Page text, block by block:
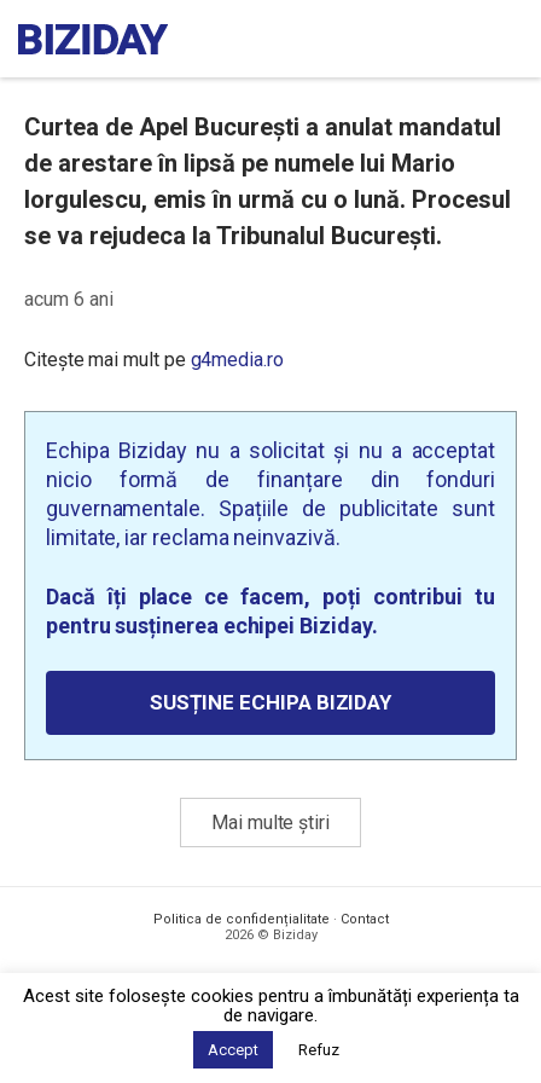
Curtea de Apel București a anulat mandatul
de arestare în lipsă pe numele lui Mario
Iorgulescu, emis în urmă cu o lună. Procesul
se va rejudeca la Tribunalul București.
acum 6 ani
Citește mai mult pe g4media.ro
Echipa Biziday nu a solicitat și nu a acceptat
nicio formă de finanțare din fonduri
guvernamentale. Spațiile de publicitate sunt
limitate, iar reclama neinvazivă.
Dacă îți place ce facem, poți contribui tu
pentru susținerea echipei Biziday.
SUSȚINE ECHIPA BIZIDAY
Mai multe știri
Politica de confidențialitate · Contact
2026 © Biziday
Acest site foloseşte cookies pentru a îmbunătăți experiența ta
de navigare.
Accept Refuz